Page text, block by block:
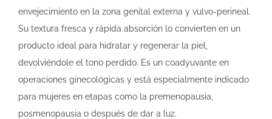
envejecimiento en la zona genital externa y vulvo-perineal.
Su textura fresca y rápida absorción lo convierten en un
producto ideal para hidratar y regenerar la piel,
devolviéndole el tono perdido. Es un coadyuvante en
operaciones ginecológicas y está especialmente indicado
para mujeres en etapas como la premenopausia,
posmenopausia o después de dar a luz.